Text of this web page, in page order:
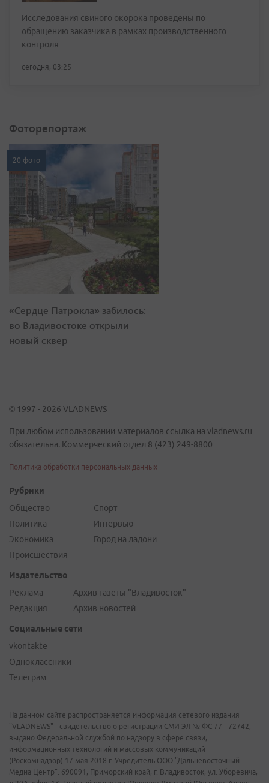
Исследования свиного окорока проведены по
обращению заказчика в рамках производственного
контроля
сегодня, 03:25
Фоторепортаж
20 фото
«Сердце Патрокла» забилось:
во Владивостоке открыли
новый сквер
© 1997 - 2026 VLADNEWS
При любом использовании материалов ссылка на vladnews.ru
обязательна. Коммерческий отдел 8 (423) 249-8800
Политика обработки персональных данных
Рубрики
Общество
Политика
Экономика
Происшествия
Спорт
Интервью
Город на ладони
Издательство
Реклама
Редакция
Архив газеты "Владивосток"
Архив новостей
Социальные сети
vkontakte
Одноклассники
Телеграм
На данном сайте распространяется информация сетевого издания
"VLADNEWS" - свидетельство о регистрации СМИ ЭЛ № ФС 77 - 72742,
выдано Федеральной службой по надзору в сфере связи,
информационных технологий и массовых коммуникаций
(Роскомнадзор) 17 мая 2018 г. Учредитель ООО "Дальневосточный
Медиа Центр". 690091, Приморский край, г. Владивосток, ул. Уборевича,